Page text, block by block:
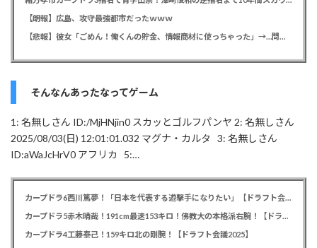
【朗報】広島、攻守最強都市だったｗｗｗ
【悲報】彼女「ごめん！俺くんの貯金、情報商材に使っちゃった」→…問い詰めたらギャン泣きされたんだが俺が悪いのか？
そんなんあったなってゲーム
1: 名無しさん ID:/MjHNjin0 スカッとゴルフパンヤ 2: 名無しさん
2025/08/03(日) 12:01:01.032 マグナ・カルタ 3: 名無しさん
ID:aWaJcHrV0 アフリカ 5:…
カープドラ6西川篤夢！「日本を代表する遊撃手になりたい」【ドラフト会議2025】
カープドラ5赤木晴哉！191cm最速153キロ！佛教大の本格派右腕！【ドラフト会議2025】
カープドラ4工藤泰己！159キロ北の剛腕！【ドラフト会議2025】